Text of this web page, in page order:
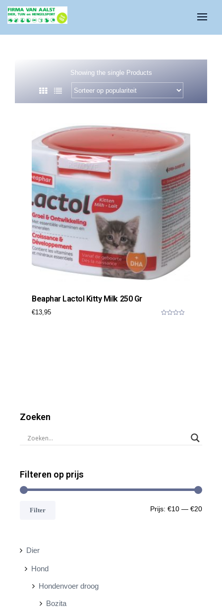
Showing the single Products
Beaphar Lactol Kitty Milk 250 Gr
€13,95
Zoeken
Filteren op prijs
MM
Filter Prijs: €10 — €20
Dier
Hond
Hondenvoer droog
Bozita